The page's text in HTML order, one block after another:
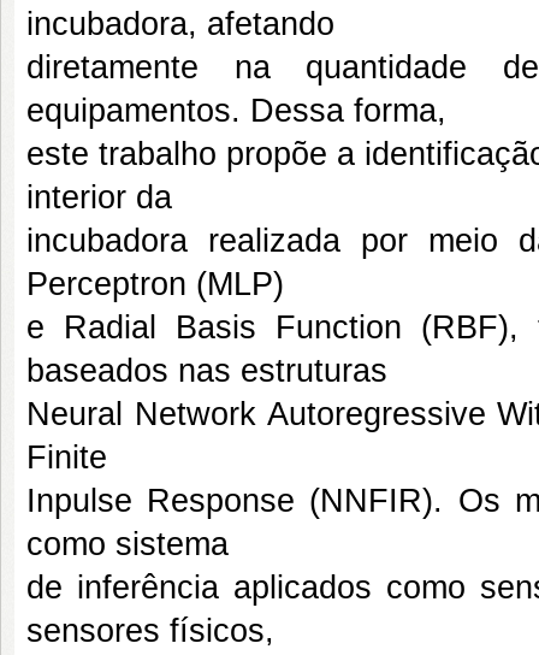
incubadora, afetando
diretamente na quantidade
equipamentos. Dessa forma,
este trabalho propõe a
interior da
incubadora realizada por meio
Perceptron (MLP)
e Radial Basis Function
baseados nas estruturas
Neural Network Autoregressive
Finite
Inpulse Response (NNFIR). Os
como sistema
de inferência aplicados como
sensores físicos,